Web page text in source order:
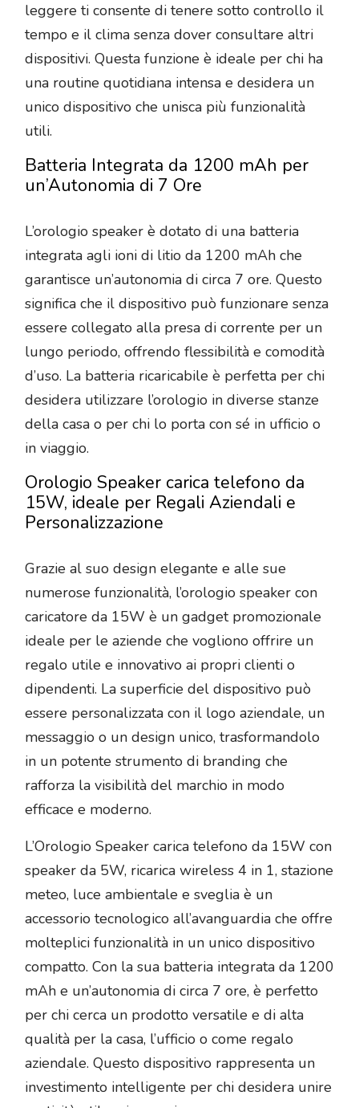
leggere ti consente di tenere sotto controllo il
tempo e il clima senza dover consultare altri
dispositivi. Questa funzione è ideale per chi ha
una routine quotidiana intensa e desidera un
unico dispositivo che unisca più funzionalità
utili.
Batteria Integrata da 1200 mAh per
un’Autonomia di 7 Ore
L’orologio speaker è dotato di una batteria
integrata agli ioni di litio da 1200 mAh che
garantisce un’autonomia di circa 7 ore. Questo
significa che il dispositivo può funzionare senza
essere collegato alla presa di corrente per un
lungo periodo, offrendo flessibilità e comodità
d’uso. La batteria ricaricabile è perfetta per chi
desidera utilizzare l’orologio in diverse stanze
della casa o per chi lo porta con sé in ufficio o
in viaggio.
Orologio Speaker carica telefono da
15W, ideale per Regali Aziendali e
Personalizzazione
Grazie al suo design elegante e alle sue
numerose funzionalità, l’orologio speaker con
caricatore da 15W è un gadget promozionale
ideale per le aziende che vogliono offrire un
regalo utile e innovativo ai propri clienti o
dipendenti. La superficie del dispositivo può
essere personalizzata con il logo aziendale, un
messaggio o un design unico, trasformandolo
in un potente strumento di branding che
rafforza la visibilità del marchio in modo
efficace e moderno.
L’Orologio Speaker carica telefono da 15W con
speaker da 5W, ricarica wireless 4 in 1, stazione
meteo, luce ambientale e sveglia è un
accessorio tecnologico all’avanguardia che offre
molteplici funzionalità in un unico dispositivo
compatto. Con la sua batteria integrata da 1200
mAh e un’autonomia di circa 7 ore, è perfetto
per chi cerca un prodotto versatile e di alta
qualità per la casa, l’ufficio o come regalo
aziendale. Questo dispositivo rappresenta un
investimento intelligente per chi desidera unire